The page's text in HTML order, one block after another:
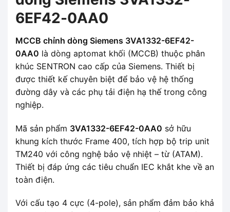
6EF42-0AA0
MCCB chỉnh dòng Siemens 3VA1332-6EF42-
0AA0 là dòng aptomat khối (MCCB) thuộc phân
khúc SENTRON cao cấp của Siemens. Thiết bị
được thiết kế chuyên biệt để bảo vệ hệ thống
đường dây và các phụ tải điện hạ thế trong công
nghiệp.
Mã sản phẩm 3VA1332-6EF42-0AA0 sở hữu
khung kích thước Frame 400, tích hợp bộ trip unit
TM240 với công nghệ bảo vệ nhiệt – từ (ATAM).
Thiết bị đáp ứng các tiêu chuẩn IEC khắt khe về an
toàn điện.
Với cấu tạo 4 cực (4-pole), sản phẩm đảm bảo khả